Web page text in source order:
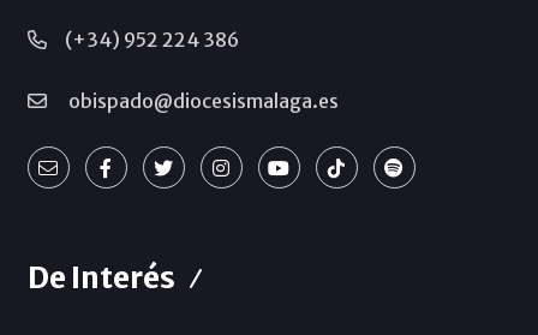
(+34) 952 224 386
obispado@diocesismalaga.es
De Interés